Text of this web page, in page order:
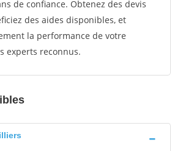
de confiance. Obtenez des devis
des aides disponibles, et
la performance de votre
experts reconnus.